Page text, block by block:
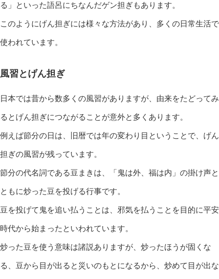
る」といった語呂にちなんだゲン担ぎもあります。
このようにげん担ぎには様々な方法があり、多くの日常生活で
使われています。
風習とげん担ぎ
日本では昔から数多くの風習がありますが、由来をたどってみ
るとげん担ぎにつながることが意外と多くあります。
例えば節分の日は、旧暦では年の変わり目ということで、げん
担ぎの風習が残っています。
節分の代名詞である豆まきは、「鬼は外、福は内」の掛け声と
ともに炒った豆を投げる行事です。
豆を投げて鬼を追い払うことは、邪気を払うことを目的に平安
時代から始まったといわれています。
炒った豆を使う意味は諸説ありますが、炒ったほうが固くな
る、豆から目が出ると災いのもとになるから、炒めて目が出な